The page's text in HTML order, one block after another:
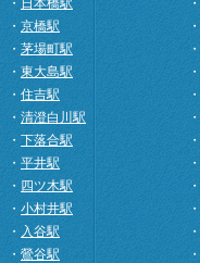
・ 日本橋駅 ・
・ 京橋駅 ・
・ 茅場町駅 ・
・ 東大島駅 ・
・ 住吉駅 ・
・ 清澄白川駅 ・
・ 下落合駅 ・
・ 平井駅 ・
・ 四ツ木駅 ・
・ 小村井駅 ・
・ 入谷駅 ・
・ 鶯谷駅 ・